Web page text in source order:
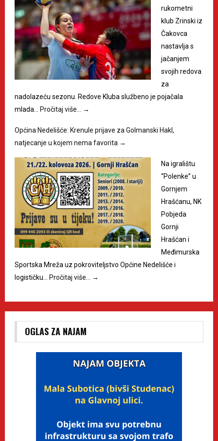
rukometni
klub Zrinski iz
Čakovca
nastavlja s
jačanjem
svojih redova
za
nadolazeću sezonu. Redove Kluba službeno je pojačala
mlada…
Pročitaj više… →
Općina Nedelišće: Krenule prijave za Golmanski Hakl,
natjecanje u kojem nema favorita →
Na igralištu
“Polenke” u
Gornjem
Hrašćanu, NK
Pobjeda
Gornji
Hrašćan i
Međimurska
Sportska Mreža uz pokroviteljstvo Općine Nedelišće i
logističku…
Pročitaj više… →
OGLAS ZA NAJAM